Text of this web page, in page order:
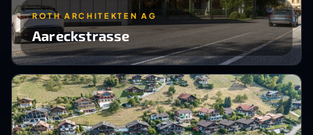
ROTH ARCHITEKTEN AG
Aareckstrasse